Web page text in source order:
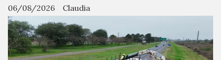
Claudia
06/08/2026